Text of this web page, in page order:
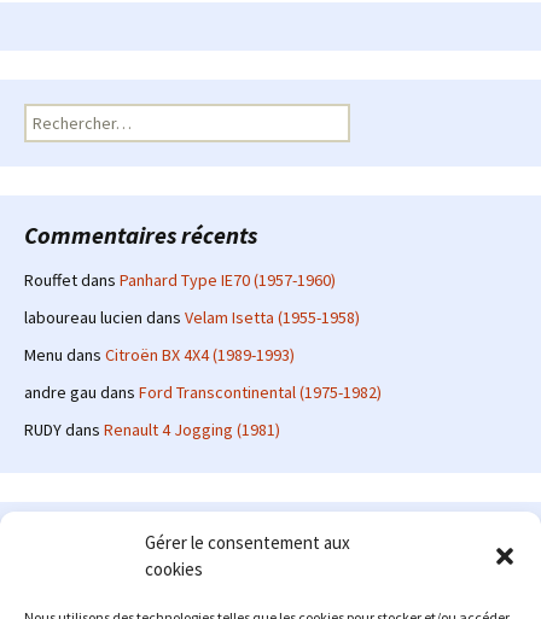
Gérer le consentement aux
cookies
Rechercher :
Commentaires récents
Rouffetdans Panhard Type IE70 (1957-1960)
laboureau lucien dans Velam Isetta (1955-1958)
Menu dans Citroën BX 4X4 (1989-1993)
andre gau dans Ford Transcontinental (1975-1982)
RUDYdans Renault 4 Jogging (1981)
Le site en quelques mots
: passionné d'automobile ancienne depuis de
nombreuses années, j'ai commencé à partager ma passion sur